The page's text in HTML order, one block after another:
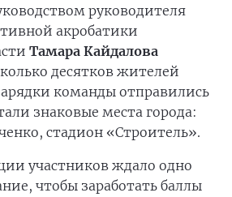
руководителя
акробатики
Тамара Кайдалова
десятков жителей
команды отправились
знаковые места города:
стадион «Строитель».
участников ждало одно
чтобы заработать баллы